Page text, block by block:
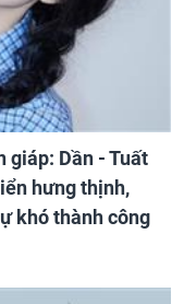
giáp: Dần - Tuất
hưng thịnh,
khó thành công